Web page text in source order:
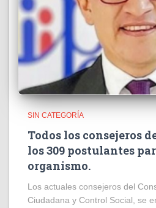
SIN CATEGORÍA
Todos los consejeros
los 309 postulantes
organismo.
Los actuales consejeros del
Ciudadana y Control Social, se